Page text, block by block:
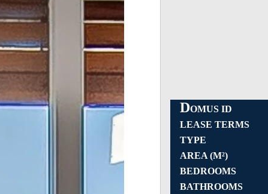
DOMUS ID
LEASE TERMS
TYPE
AREA (M²)
BEDROOMS
BATHROOMS